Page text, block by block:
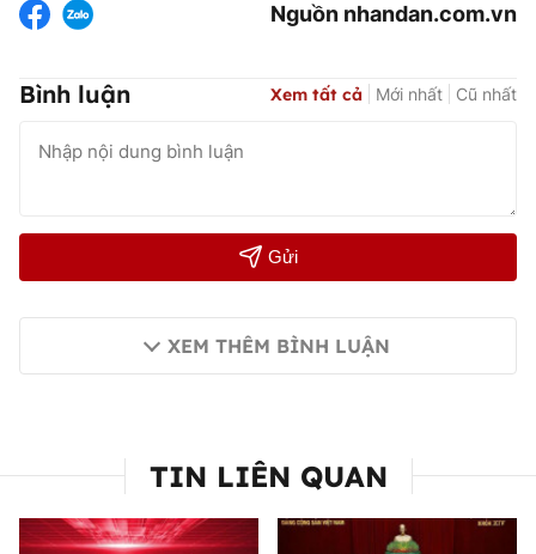
Nguồn nhandan.com.vn
Bình luận Xem tất cả Mới nhất Cũ nhất
Gửi
XEM THÊM BÌNH LUẬN
TIN LIÊN QUAN